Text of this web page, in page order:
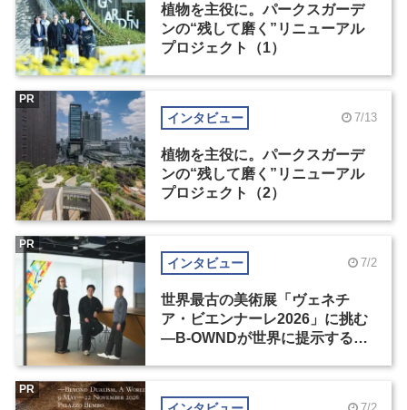
植物を主役に。パークスガーデ
ンの“残して磨く”リニューアル
プロジェクト（1）
インタビュー 7/13
植物を主役に。パークスガーデ
ンの“残して磨く”リニューアル
プロジェクト（2）
PR
インタビュー 7/2
世界最古の美術展「ヴェネチ
ア・ビエンナーレ2026」に挑む
―B-OWNDが世界に提示する美
PR
PR